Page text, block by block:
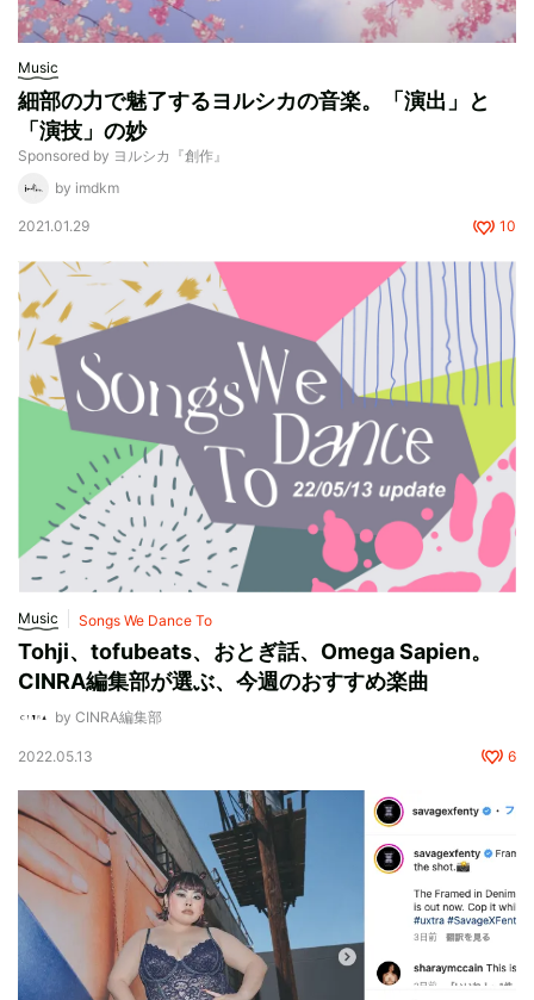
Music
細部の力で魅了するヨルシカの音楽。「演出」と
「演技」の妙
Sponsored by ヨルシカ『創作』
by imdkm
2021.01.29 10
Music Songs We Dance To
Tohji、tofubeats、おとぎ話、Omega Sapien。
CINRA編集部が選ぶ、今週のおすすめ楽曲
by CINRA編集部
2022.05.13 6